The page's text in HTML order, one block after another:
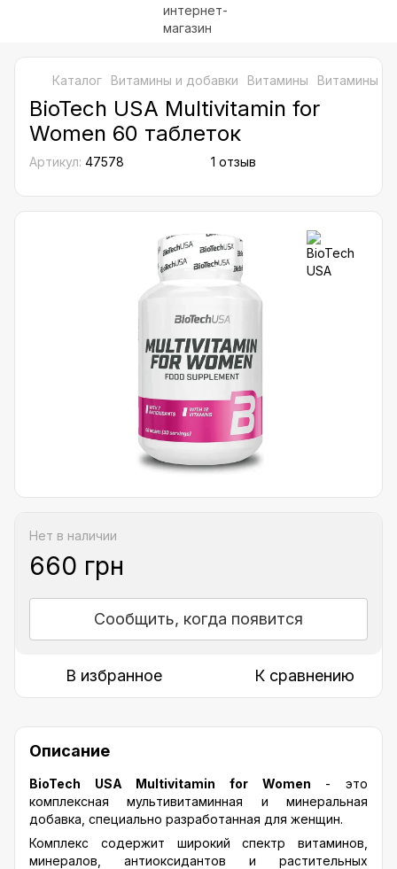
Каталог Витамины и добавки Витамины Витамины
BioTech USA Multivitamin for
Women 60 таблеток
Артикул: 47578 1 отзыв
Нет в наличии
660 грн
Сообщить, когда появится
В избранное К сравнению
Описание
BioTech USA Multivitamin for Women - это
комплексная мультивитаминная и минеральная
добавка, специально разработанная для женщин.
Комплекс содержит широкий спектр витаминов,
минералов, антиоксидантов и растительных